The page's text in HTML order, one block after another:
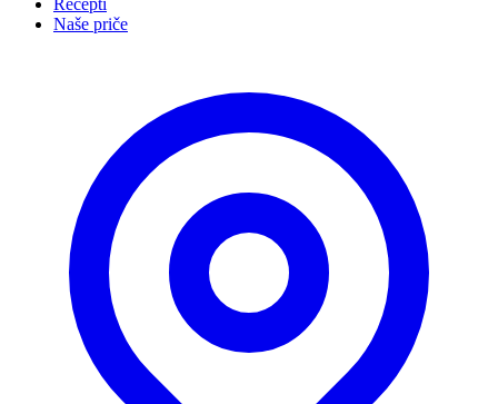
Recepti
Naše priče